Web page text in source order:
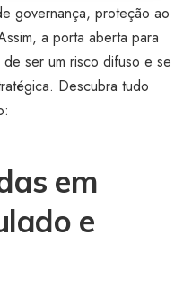
governança, proteção ao
a porta aberta para
ser um risco difuso e se
Descubra tudo
em
e